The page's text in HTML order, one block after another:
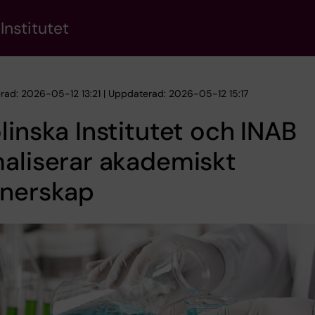
2026-05-12 13:21 | Uppdaterad: 2026-05-12 15:17
Institutet och INAB
akademiskt